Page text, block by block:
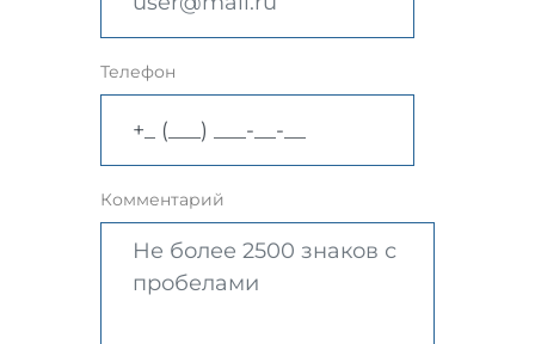
Телефон
Комментарий